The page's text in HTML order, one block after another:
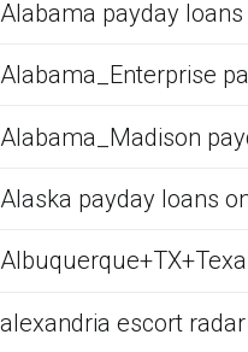
Alabama payday
Alabama_Enterprise
Alabama_Madison
Alaska payday loans
alexandria escort radar